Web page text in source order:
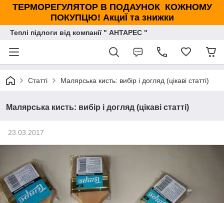
ТЕРМОРЕГУЛЯТОР В ПОДАУНОК КОЖНОМУ
ПОКУПЦЮ! АкциЇ та знижки
Теплі підлоги від компанії " АНТАРЕС "
Статті Малярська кисть: вибір і догляд (цікаві статті)
Малярська кисть: вибір і догляд (цікаві статті)
23.03.2017